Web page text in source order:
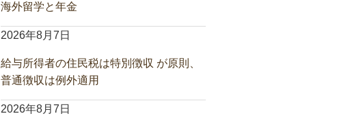
海外留学と年金
2026年8月7日
給与所得者の住民税は特別徴収 が原則、
普通徴収は例外適用
2026年8月7日